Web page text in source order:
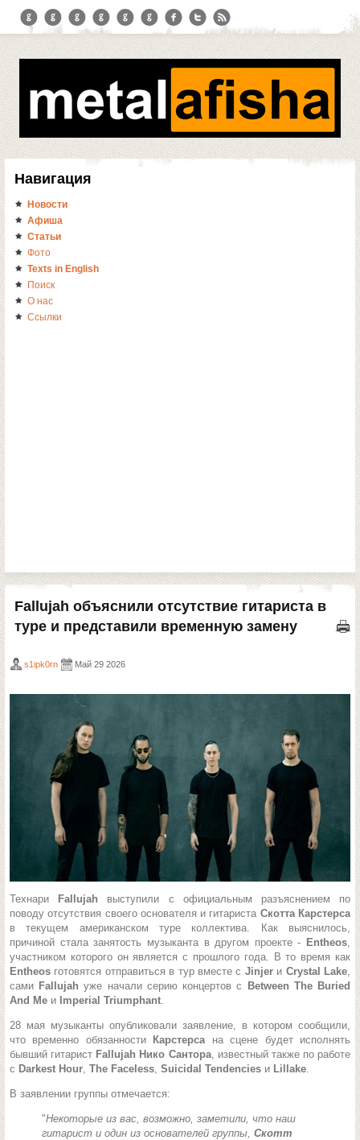
Навигация
Новости
Афиша
Статьи
Фото
Texts in English
Поиск
О нас
Ссылки
Fallujah объяснили отсутствие гитариста в
туре и представили временную замену
s1ipk0rn Май 29 2026
Технари Fallujah
выступили с официальным разъяснением по
поводу отсутствия своего основателя и гитариста Скотта Карстерса
в текущем американском туре коллектива. Как выяснилось,
причиной стала занятость музыканта в другом проекте - Entheos,
участником которого он является с прошлого года. В то время как
Entheos готовятся отправиться в тур вместе с Jinjer и Crystal Lake,
сами Fallujahуже начали серию концертов с
Between The Buried
And Me и Imperial Triumphant.
28 мая музыканты опубликовали заявление, в котором сообщили,
что временно обязанности
Карстерса на сцене будет исполнять
бывший гитарист Fallujah Нико Сантора, известный также по работе
с Darkest Hour, The Faceless, Suicidal Tendencies и Lillake.
В заявлении группы отмечается:
"Некоторые из вас, возможно, заметили, что наш
гитарист и один из основателей группы, Скотт